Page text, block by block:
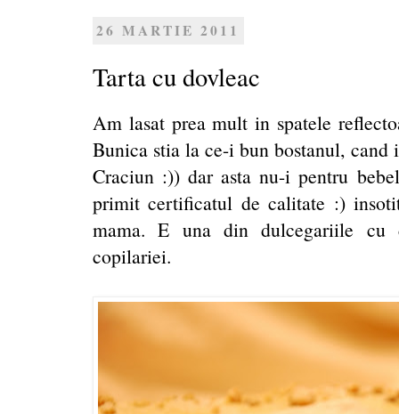
26 MARTIE 2011
Tarta cu dovleac
Am lasat prea mult in spatele
Bunica stia la ce-i bun bostanul,
Craciun :)) dar asta nu-i pentru
primit certificatul de calitate :)
mama. E una din dulcegariile cu
copilariei.